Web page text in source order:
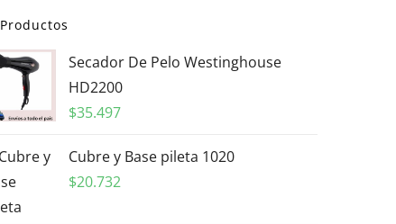
Productos
Secador De Pelo Westinghouse
HD2200
$35.497
Cubre y Base pileta 1020
$20.732